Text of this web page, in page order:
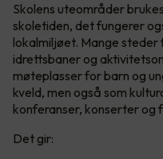
Skolens uteområder
skoletiden, det fungerer
lokalmiljøet. Mange
idrettsbaner og
møteplasser for barn og
kveld, men også som
konferanser, konserter og
Det gir: